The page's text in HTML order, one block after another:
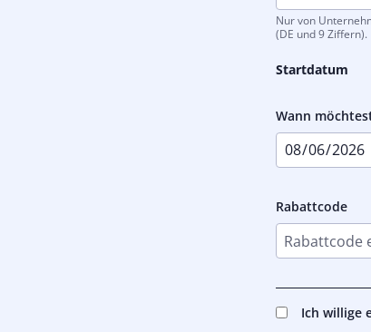
Nur von
(DE und 9 Ziffern).
Startdatum
Wann
Rabattcode
Ich willige